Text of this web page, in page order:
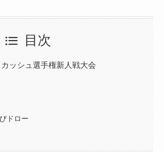
目次
ッシュ選手権新人戦大会
ドロー